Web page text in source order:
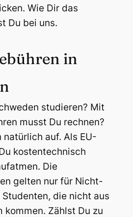
Wie Dir das
Du bei uns.
in
studieren? Mit
musst Du rechnen?
natürlich auf. Als EU-
kostentechnisch
Die
gelten nur für Nicht-
Studenten, die nicht aus
kommen. Zählst Du zu